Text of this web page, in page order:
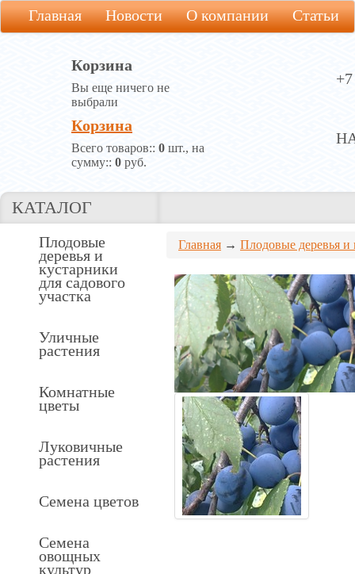
Главная Новости О компании Статьи
Корзина
Вы еще ничего не
выбрали
Корзина
Всего товаров:: 0 шт., на
сумму:: 0 руб.
КАТАЛОГ
Плодовые
деревья и
кустарники
для садового
участка
Уличные
растения
Комнатные
цветы
Луковичные
растения
Семена цветов
Семена
овощных
культур
Главная → Плодовые деревья и